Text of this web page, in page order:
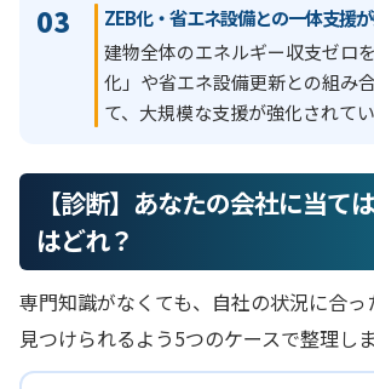
03 ZEB化・省エネ設備との一体支援
建物全体のエネルギー収支ゼロ
化」や省エネ設備更新との組み
て、大規模な支援が強化されてい
【診断】あなたの会社に当て
はどれ？
専門知識がなくても、自社の状況に合
見つけられるよう5つのケースで整理しま